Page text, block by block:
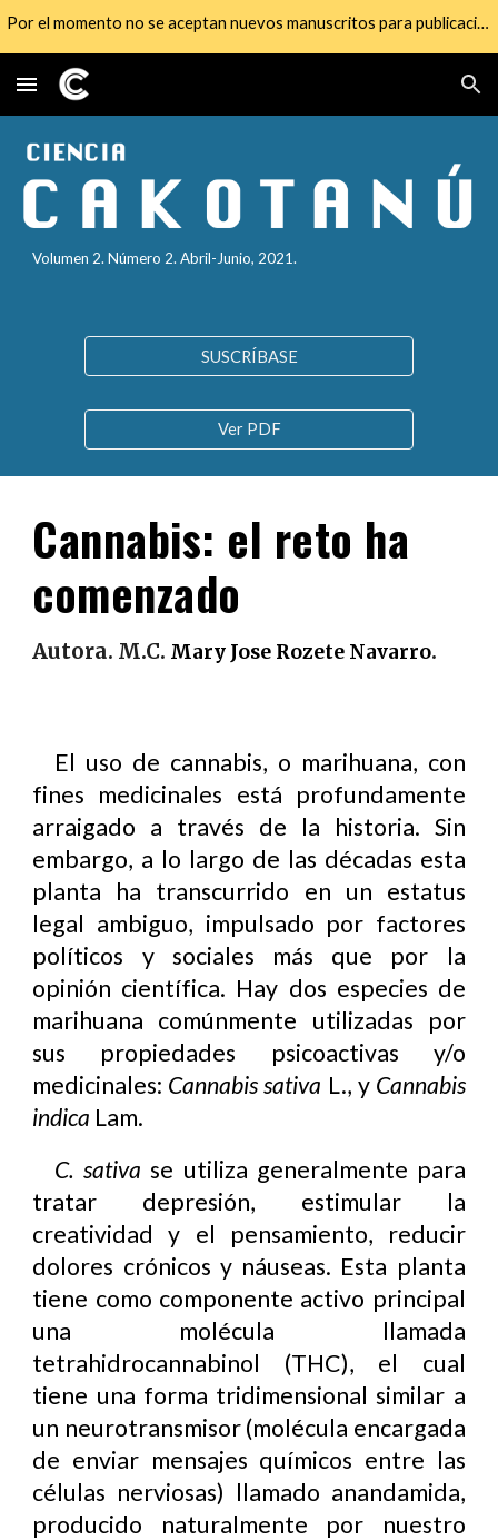
Por el momento no se aceptan nuevos manuscritos para publicación
Volumen 2. Número 2.Abril- Junio, 2021.
SUSCRÍBASE
Ver PDF
Cannabis: el reto ha
comenzado
Autora. M.C. Mary Jose Rozete Navarro.
El uso de cannabis, o marihuana, con
fines medicinales está profundamente
arraigado a través de la historia. Sin
embargo, a lo largo de las décadas esta
planta ha transcurrido en un estatus
legal ambiguo, impulsado por factores
políticos y sociales más que por la
opinión científica. Hay dos especies de
marihuana comúnmente utilizadas por
sus propiedades psicoactivas y/o
medicinales: Cannabis sativa L., y Cannabis
indica Lam.
C. sativa se utiliza generalmente para
tratar depresión, estimular la
creatividad y el pensamiento, reducir
dolores crónicos y náuseas. Esta planta
tiene como componente activo principal
una molécula llamada
tetrahidrocannabinol (THC), el cual
tiene una forma tridimensional similar a
un neurotransmisor (molécula encargada
de enviar mensajes químicos entre las
células nerviosas) llamado anandamida,
producido naturalmente por nuestro